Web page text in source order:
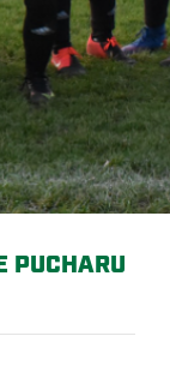
PUCHARU